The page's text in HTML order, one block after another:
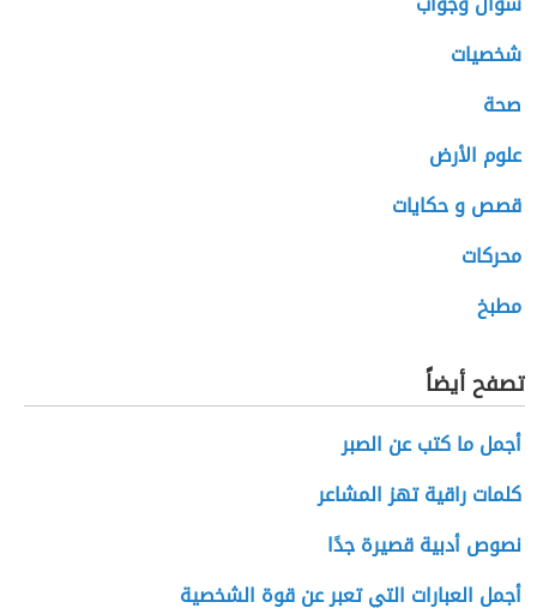
شخصيات
صحة
علوم الأرض
قصص و حكايات
محركات
مطبخ
تصفح أيضاً
أجمل ما كتب عن الصبر
كلمات راقية تهز المشاعر
نصوص أدبية قصيرة جدًا
أجمل العبارات التي تعبر عن قوة الشخصية